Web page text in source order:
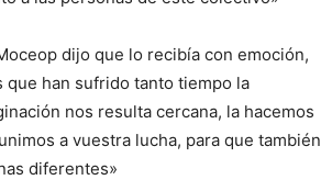
dijo que lo recibía con emoción,
han sufrido tanto tiempo la
nos resulta cercana, la hacemos
a vuestra lucha, para que también
diferentes»